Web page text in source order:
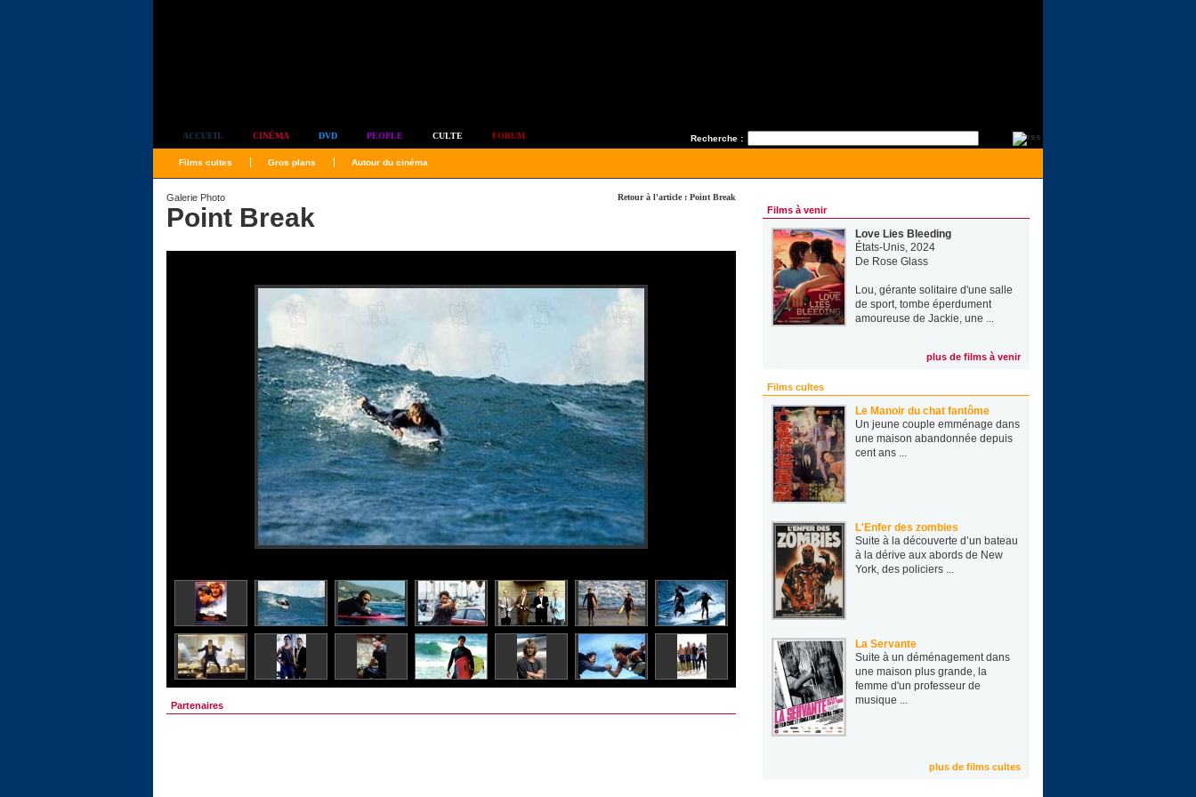
Recherche :
ACCUEIL CINÉMA DVD PEOPLE CULTE FORUM
Films cultes Gros plans Autour du cinéma
Retour à l'article : Point Break
Galerie Photo
Point Break
Partenaires
Films à venir
Love Lies Bleeding
États-Unis, 2024
De Rose Glass
Lou, gérante solitaire d'une salle
de sport, tombe éperdument
amoureuse de Jackie, une ...
plus de films à venir
Films cultes
Le Manoir du chat fantôme
Un jeune cou­ple emmé­nage dans
une mai­son aban­don­née depuis
cent ans ...
L'Enfer des zombies
Suite à la découverte d’un bateau
à la dérive aux abords de New
York, des policiers ...
La Servante
Suite à un déménagement dans
une maison plus grande, la
femme d'un professeur de
musique ...
plus de films cultes